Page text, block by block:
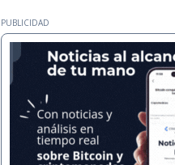
PUBLICIDAD